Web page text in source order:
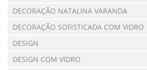
DECORAÇÃO NATALINA VARANDA
DECORAÇÃO SOFISTICADA COM VIDRO
DESIGN
DESIGN COM VIDRO